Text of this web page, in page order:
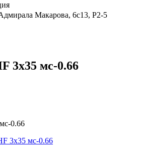
Макарова, 6с13, Р2-5
3х35 мс-0.66
0.66